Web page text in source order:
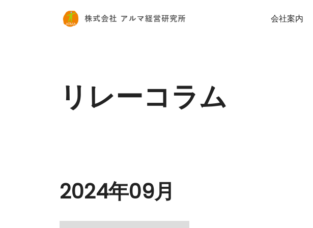
会社案内
リレーコラム
2024年09月